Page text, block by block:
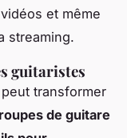
et même
streaming.
guitaristes
transformer
de guitare